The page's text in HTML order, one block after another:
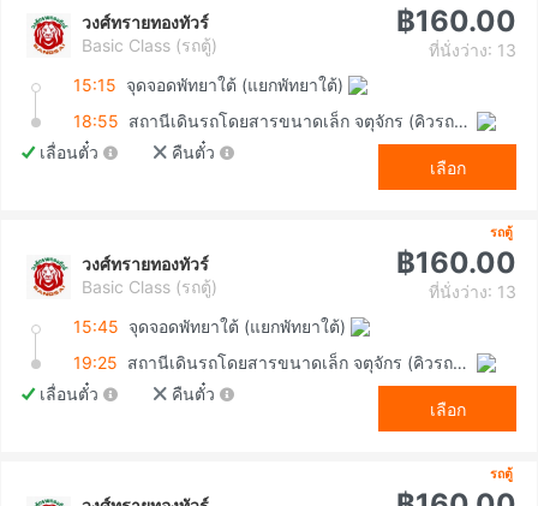
วงศ์ทรายทองทัวร์
Basic Class (รถตู้)
฿160.00
ที่นั่งว่าง: 13
15:15 จุดจอดพัทยาใต้ (แยกพัทยาใต้)
18:55
สถานีเดินรถโดยสารขนาดเล็ก จตุจักร (คิวรถตู้หมอชิต 2)
เลื่อนตั๋ว
คืนตั๋ว
เลือก
รถตู้
วงศ์ทรายทองทัวร์
Basic Class (รถตู้)
฿160.00
ที่นั่งว่าง: 13
15:45 จุดจอดพัทยาใต้ (แยกพัทยาใต้)
19:25
สถานีเดินรถโดยสารขนาดเล็ก จตุจักร (คิวรถตู้หมอชิต 2)
เลื่อนตั๋ว
คืนตั๋ว
เลือก
รถตู้